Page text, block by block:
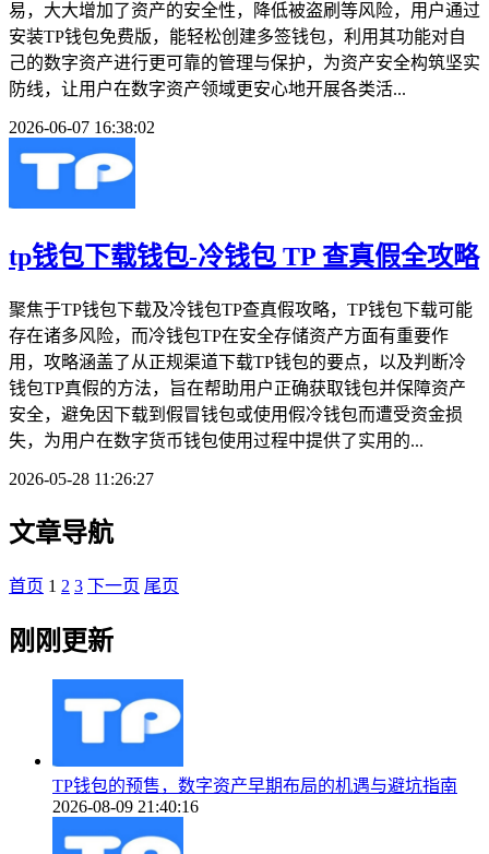
易，大大增加了资产的安全性，降低被盗刷等风险，用户通过
安装TP钱包免费版，能轻松创建多签钱包，利用其功能对自
己的数字资产进行更可靠的管理与保护，为资产安全构筑坚实
防线，让用户在数字资产领域更安心地开展各类活...
2026-06-07 16:38:02
tp钱包下载钱包-冷钱包 TP 查真假全攻略
聚焦于TP钱包下载及冷钱包TP查真假攻略，TP钱包下载可能
存在诸多风险，而冷钱包TP在安全存储资产方面有重要作
用，攻略涵盖了从正规渠道下载TP钱包的要点，以及判断冷
钱包TP真假的方法，旨在帮助用户正确获取钱包并保障资产
安全，避免因下载到假冒钱包或使用假冷钱包而遭受资金损
失，为用户在数字货币钱包使用过程中提供了实用的...
2026-05-28 11:26:27
文章导航
首页 1 2 3 下一页 尾页
刚刚更新
TP钱包的预售，数字资产早期布局的机遇与避坑指南
2026-08-09 21:40:16